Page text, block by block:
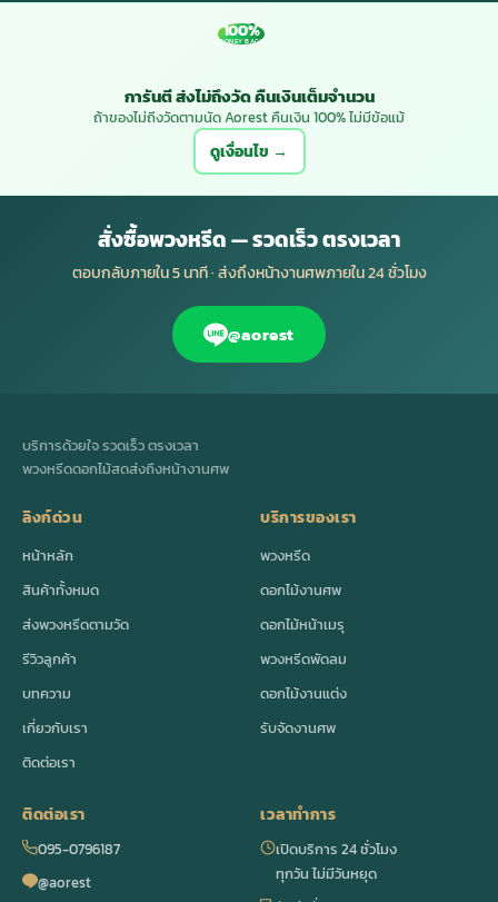
100%
MONEY BACK
การันตี ส่งไม่ถึงวัด คืนเงินเต็มจำนวน
ถ้าของไม่ถึงวัดตามนัด Aorest คืนเงิน 100% ไม่มีข้อแม้
ดูเงื่อนไข →
สั่งซื้อพวงหรีด — รวดเร็ว ตรงเวลา
ตอบกลับภายใน 5 นาที · ส่งถึงหน้างานศพภายใน 24 ชั่วโมง
@aorest
บริการด้วยใจ รวดเร็ว ตรงเวลา
พวงหรีดดอกไม้สดส่งถึงหน้างานศพ
ลิงก์ด่วน
หน้าหลัก
สินค้าทั้งหมด
ส่งพวงหรีดตามวัด
รีวิวลูกค้า
บทความ
เกี่ยวกับเรา
ติดต่อเรา
บริการของเรา
พวงหรีด
ดอกไม้งานศพ
ดอกไม้หน้าเมรุ
พวงหรีดพัดลม
ดอกไม้งานแต่ง
รับจัดงานศพ
ติดต่อเรา
095-0796187
@aorest
เวลาทำการ
เปิดบริการ 24 ชั่วโมง
ทุกวัน ไม่มีวันหยุด